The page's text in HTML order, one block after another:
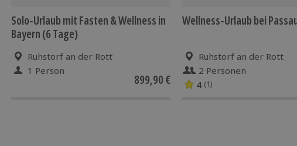
Solo-Urlaub mit Fasten & Wellness in
Bayern (6 Tage)
Ruhstorf an der Rott
1 Person
899,90 €
Wellness-Urlaub bei
Ruhstorf an der Rott
2 Personen
4 (1)